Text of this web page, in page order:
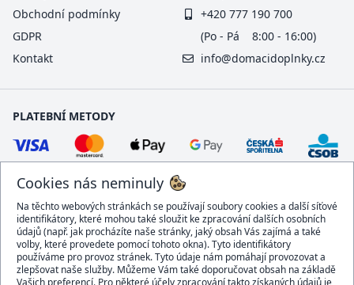
Cookies nás neminuly
Na těchto webových stránkách se používají soubory cookies a další síťové
identifikátory, které mohou také sloužit ke zpracování dalších osobních
údajů (např. jak procházíte naše stránky, jaký obsah Vás zajímá a také
volby, které provedete pomocí tohoto okna). Tyto identifikátory
používáme pro provoz stránek. Tyto údaje nám pomáhají provozovat a
zlepšovat naše služby. Můžeme Vám také doporučovat obsah na základě
Vašich preferencí. Pro některé účely zpracování takto získaných údajů je
Obchodní podmínky
GDPR
Kontakt
+420 777 190 700
(Po - Pá 8:00 - 16:00)
info@domacidoplnky.cz
PLATEBNÍ METODY
DOPRAVCI